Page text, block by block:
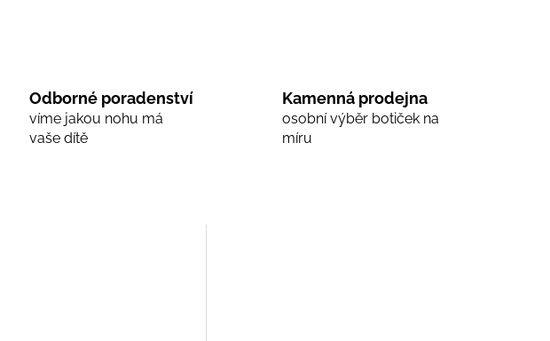
Odborné poradenství
víme jakou nohu má
vaše dítě
Kamenná prodejna
osobní výběr botiček na
míru